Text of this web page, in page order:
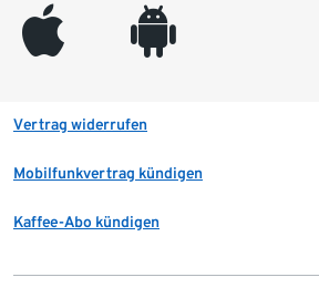
appleinc android
Vertrag widerrufen
Mobilfunkvertrag kündigen
Kaffee-Abo kündigen